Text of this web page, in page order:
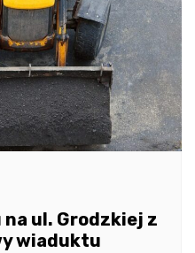
ul. Grodzkiej z
wiaduktu